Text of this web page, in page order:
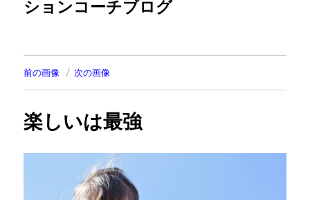
ションコーチブログ
前の画像 次の画像
楽しいは最強